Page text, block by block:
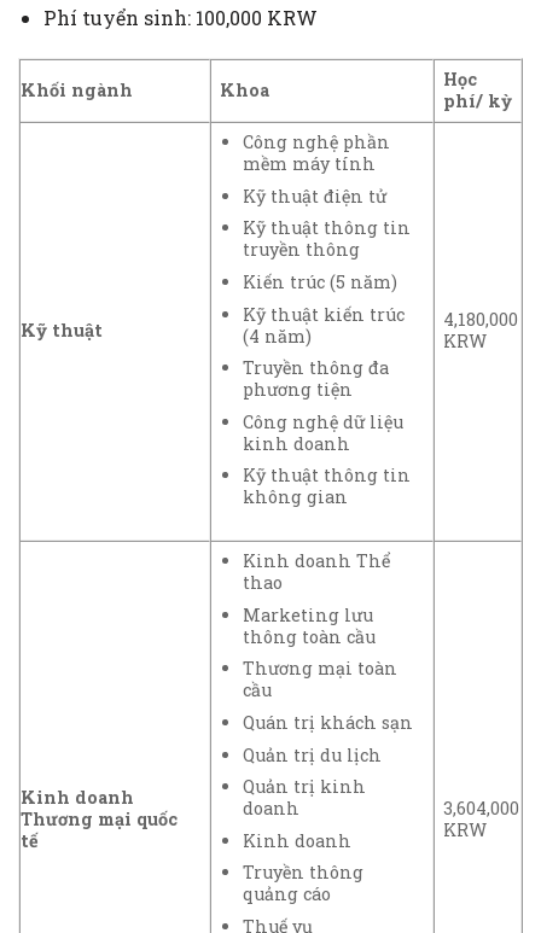
Phí tuyển sinh: 100,000 KRW
Khối ngành Khoa
Học
phí/ kỳ
Kỹ thuật
Công nghệ phần
mềm máy tính
Kỹ thuật điện tử
Kỹ thuật thông tin
truyền thông
Kiến trúc (5 năm)
Kỹ thuật kiến trúc
(4 năm)
Truyền thông đa
phương tiện
Công nghệ dữ liệu
kinh doanh
Kỹ thuật thông tin
không gian
4,180,000
KRW
Kinh doanh
Thương mại quốc
tế
Kinh doanh Thể
thao
Marketing lưu
thông toàn cầu
Thương mại toàn
cầu
Quán trị khách sạn
Quản trị du lịch
Quản trị kinh
doanh
Kinh doanh
Truyền thông
quảng cáo
Thuế vụ
3,604,000
KRW